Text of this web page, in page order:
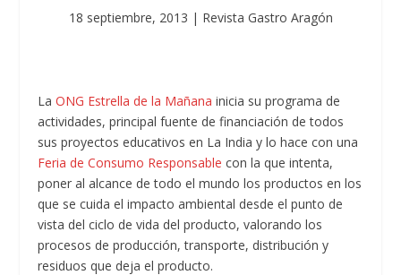
18 septiembre, 2013 | Revista Gastro Aragón
LaONG Estrella de la Mañana inicia su programa de
actividades, principal fuente de financiación de todos
sus proyectos educativos en La India y lo hace con una
Feria de Consumo Responsable con la que intenta,
poner al alcance de todo el mundo los productos en los
que se cuida el impacto ambiental desde el punto de
vista del ciclo de vida del producto, valorando los
procesos de producción, transporte, distribución y
residuos que deja el producto.